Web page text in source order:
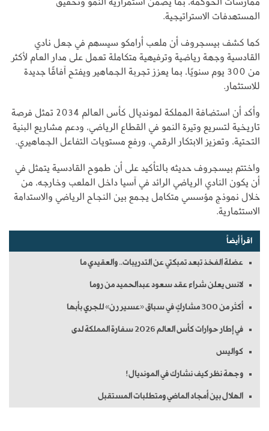
المستهدفات الاستراتيجية.
كما كشف بيسجروف أن ملعب أرامكو سيسهم في جعل نادي
القادسية وجهة رياضية وترفيهية متكاملة تعمل على مدار العام لأكثر
من 300 يوم سنويًا، بما يعزز تجربة الجماهير ويفتح آفاقًا جديدة
للاستثمار.
وأكد أن استضافة المملكة لمونديال كأس العالم 2034 تمثل فرصة
تاريخية لتسريع وتيرة النمو في القطاع الرياضي، ودعم مشاريع البنية
التحتية، وتعزيز الابتكار الرقمي، ورفع مستويات التفاعل الجماهيري.
واختتم بيسجروف حديثه بالتأكيد على أن طموح القادسية يتمثل في
أن يكون النادي الرياضي الرائد في آسيا داخل الملعب وخارجه، من
خلال نموذج مؤسسي متكامل يجمع بين النجاح الرياضي والاستدامة
الاستثمارية.
اقرأ أيضاً
عضلة الفخذ تبعد تمبكتي عن التدريبات.. والعقيدي ما
لانس يعلن شراء عقد سعود عبدالحميد من روما
أكثر من 300 مشاركٍ في سباق «عسير رن» للجري بأبها
في إطار حوارات كأس العالم 2026 سفارة المملكة لدى
كواليس
وجهة نظر كيف نشارك في المونديال!
الهلال بين أمجاد الماضي ومتطلبات المستقبل